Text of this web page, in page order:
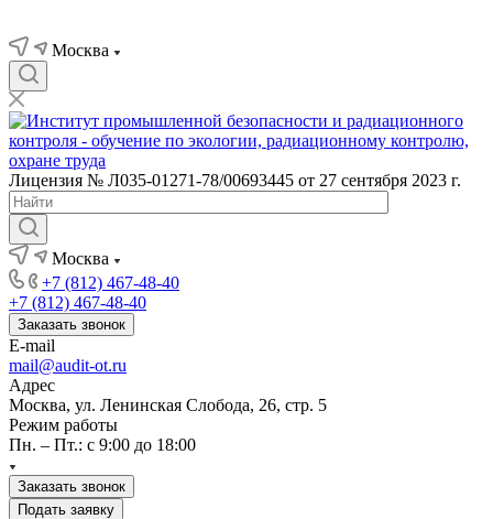
Москва
Лицензия № Л035-01271-78/00693445 от 27 сентября 2023 г.
Москва
+7 (812) 467-48-40
+7 (812) 467-48-40
Заказать звонок
E-mail
mail@audit-ot.ru
Адрес
Москва, ул. Ленинская Слобода, 26, стр. 5
Режим работы
Пн. – Пт.: с 9:00 до 18:00
Заказать звонок
Подать заявку